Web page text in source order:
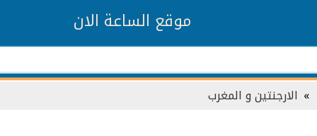
موقع الساعة الان
الارجنتين و المغرب